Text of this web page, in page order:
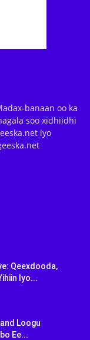
banaan oo ka
soo xidhiidhi
iyo
Qeexdooda,
Iyo...
Loogu
Ee...